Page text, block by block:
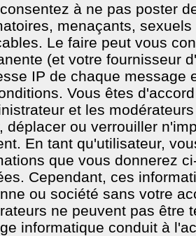
à ne pas poster
menaçants,
Le faire peut vous
(et votre fournisseur
IP de chaque message
Vous êtes
et les
déplacer ou verrouiller
En tant qu'utilisateur,
que vous donnerez
Cependant, ces
ou société sans votre
ne peuvent pas être
informatique conduit à